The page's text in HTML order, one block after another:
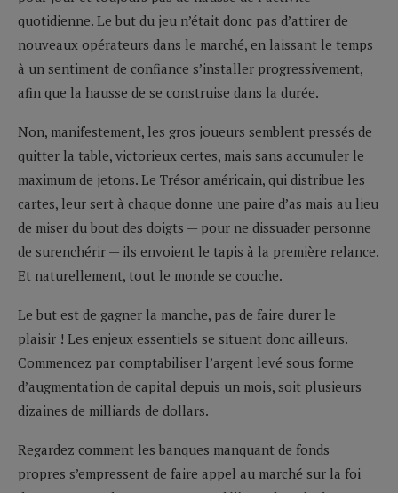
quotidienne. Le but du jeu n’était donc pas d’attirer de
nouveaux opérateurs dans le marché, en laissant le temps
à un sentiment de confiance s’installer progressivement,
afin que la hausse de se construise dans la durée.
Non, manifestement, les gros joueurs semblent pressés de
quitter la table, victorieux certes, mais sans accumuler le
maximum de jetons. Le Trésor américain, qui distribue les
cartes, leur sert à chaque donne une paire d’as mais au lieu
de miser du bout des doigts — pour ne dissuader personne
de surenchérir — ils envoient le tapis à la première relance.
Et naturellement, tout le monde se couche.
Le but est de gagner la manche, pas de faire durer le
plaisir ! Les enjeux essentiels se situent donc ailleurs.
Commencez par comptabiliser l’argent levé sous forme
d’augmentation de capital depuis un mois, soit plusieurs
dizaines de milliards de dollars.
Regardez comment les banques manquant de fonds
propres s’empressent de faire appel au marché sur la foi